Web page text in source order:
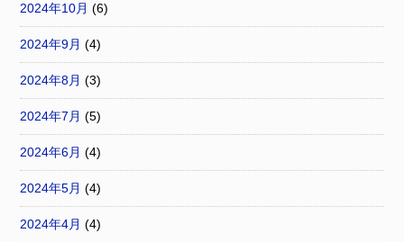
2024年10月 (6)
2024年9月 (4)
2024年8月 (3)
2024年7月 (5)
2024年6月 (4)
2024年5月 (4)
2024年4月 (4)